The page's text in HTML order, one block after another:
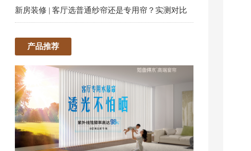
新房装修 | 客厅选普通纱帘还是专用帘？实测对比
产品推荐